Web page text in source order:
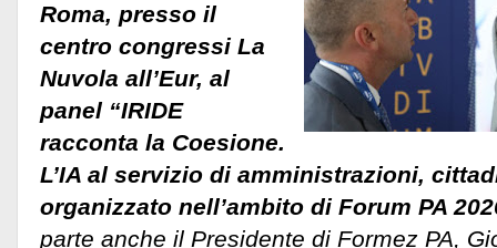
Roma, presso il
centro congressi La
Nuvola all’Eur, al
panel “IRIDE
racconta la Coesione.
L’IA al servizio di amministrazioni,
organizzato nell’ambito di Forum PA
parte anche il Presidente di Formez PA,